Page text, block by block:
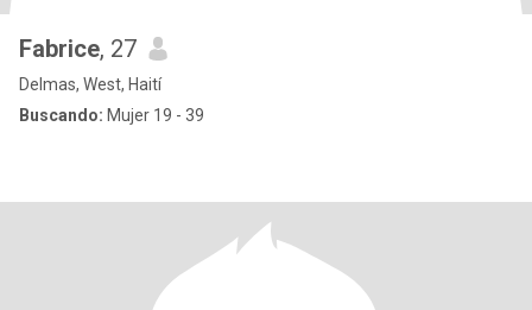
Fabrice, 27
Delmas, West, Haití
Buscando: Mujer 19 - 39